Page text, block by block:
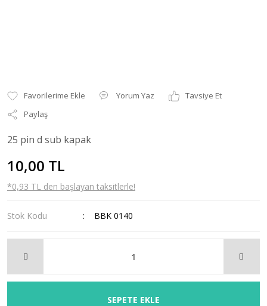
Yorum Yaz
Tavsiye Et
Paylaş
25 pin d sub kapak
10,00 TL
*0,93 TL den başlayan taksitlerle!
Stok Kodu BBK 0140
SEPETE EKLE